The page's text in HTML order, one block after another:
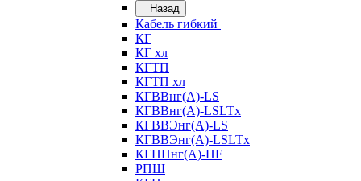
Назад
Кабель гибкий
КГ
КГ хл
КГТП
КГТП хл
КГВВнг(А)-LS
КГВВнг(А)-LSLTx
КГВВЭнг(А)-LS
КГВВЭнг(А)-LSLTx
КГППнг(А)-HF
РПШ